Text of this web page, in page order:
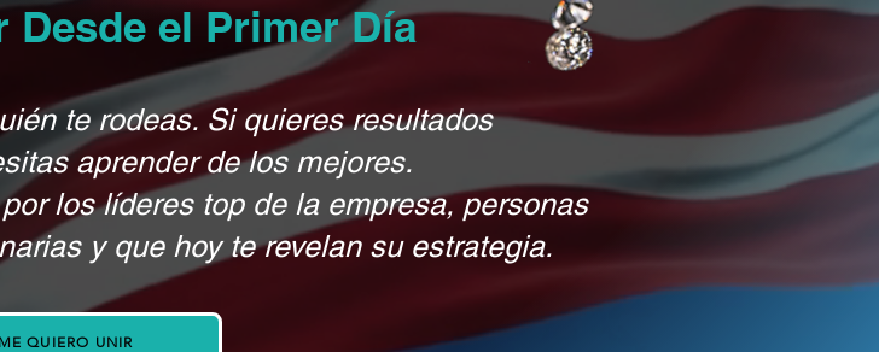
Desde el Primer Día
te rodeas. Si quieres resultados
aprender de los mejores.
los líderes top de la empresa, personas
y que hoy te revelan su estrategia.
ME QUIERO UNIR